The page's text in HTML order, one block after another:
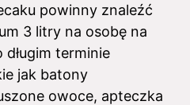
powinny znaleźć
3 litry na osobę na
długim terminie
jak batony
owoce, apteczka